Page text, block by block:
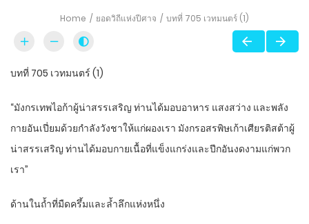
Home ยอดวิถีแห่งปีศาจ บทที่ 705 เวทมนตร์ (1)
บทที่ 705 เวทมนตร์ (1)
“มังกรเทพไอก้าผู้น่าสรรเสริญ ท่านได้มอบอาหาร แสงสว่าง และพลัง
กายอันเปี่ยมด้วยกำลังวังชาให้แก่ผองเรา มังกรอสรพิษเก้าเศียรติสต้าผู้
น่าสรรเสริญ ท่านได้มอบกายเนื้อที่แข็งแกร่งและปีกอันงดงามแก่พวก
เรา”
ด้านในถ้ำที่มืดครึ้มและล้ำลึกแห่งหนึ่ง